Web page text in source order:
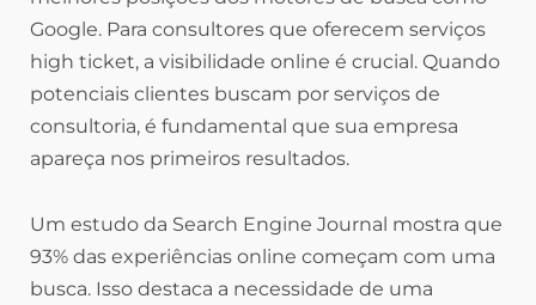
Google. Para consultores que oferecem serviços
high ticket, a visibilidade online é crucial. Quando
potenciais clientes buscam por serviços de
consultoria, é fundamental que sua empresa
apareça nos primeiros resultados.
Um estudo da Search Engine Journal mostra que
93% das experiências online começam com uma
busca. Isso destaca a necessidade de uma